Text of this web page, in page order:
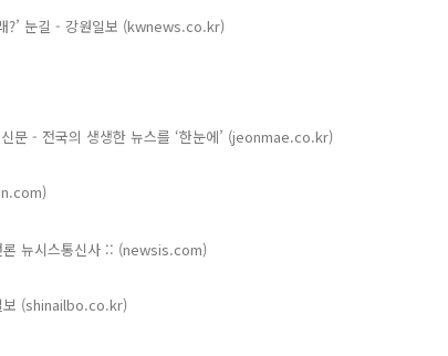
?’ 눈길 - 강원일보 (kwnews.co.kr)
문 - 전국의 생생한 뉴스를 ‘한눈에’ (jeonmae.co.kr)
뉴시스통신사 :: (newsis.com)
보 (shinailbo.co.kr)